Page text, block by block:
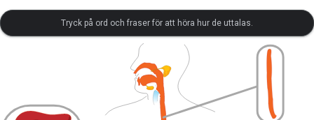
Tryck på ord och fraser för att höra hur de uttalas.